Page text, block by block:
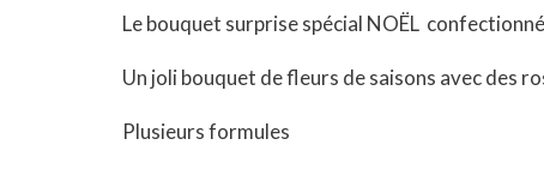
Le bouquet surprise spécial NOËL
Un joli bouquet de fleurs de saisons avec des
Plusieurs formules